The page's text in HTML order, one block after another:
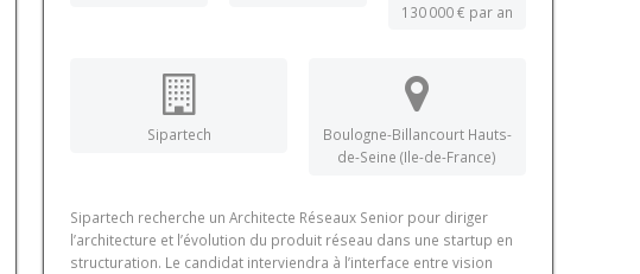
130 000 € par an
Sipartech
Boulogne-Billancourt Hauts-
de-Seine (Ile-de-France)
Sipartech recherche un Architecte Réseaux Senior pour diriger
l’architecture et l’évolution du produit réseau dans une startup en
structuration. Le candidat interviendra à l’interface entre vision